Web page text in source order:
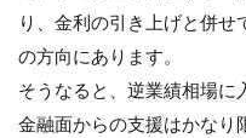
り、金利の引き上げと併
の方向にあります。
そうなると、逆業績相場に
金融面からの支援はかなり